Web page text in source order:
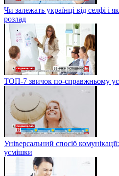
Чи залежать українці від селфі і
розлад
ТОП-7 звичок по-справжньому
Універсальний спосіб
усмішки